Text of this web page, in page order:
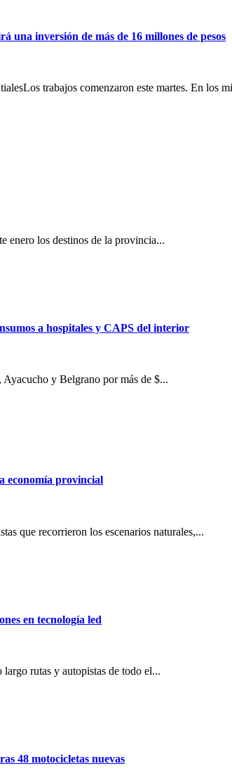
una inversión de más de 16 millones de pesos
trabajos comenzaron este martes. En los
enero los destinos de la provincia...
a hospitales y CAPS del interior
Ayacucho y Belgrano por más de $...
economía provincial
que recorrieron los escenarios naturales,...
en tecnología led
rutas y autopistas de todo el...
48 motocicletas nuevas